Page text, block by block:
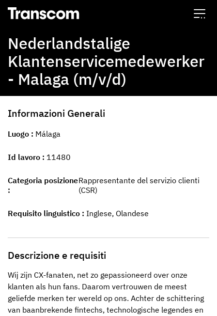
Transcom
Nederlandstalige
Klantenservicemedewerker
- Malaga (m/v/d)
Informazioni Generali
Luogo Málaga
Id lavoro 11480
Categoria posizioneRappresentante del servizio clienti
(CSR)
Requisito linguistico Inglese, Olandese
Descrizione e requisiti
Wij zijn CX-fanaten, net zo gepassioneerd over onze
klanten als hun fans. Daarom vertrouwen de meest
geliefde merken ter wereld op ons. Achter de schittering
van baanbrekende fintechs, technologische legendes en